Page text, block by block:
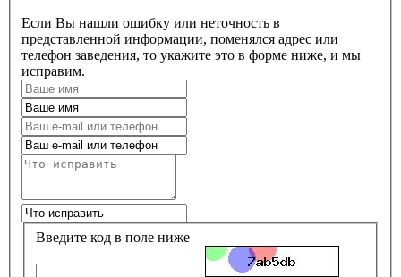
Если Вы нашли ошибку или неточность в
представленной информации, поменялся адрес или
телефон заведения, то укажите это в форме ниже, и мы
исправим.
Введите код в поле ниже